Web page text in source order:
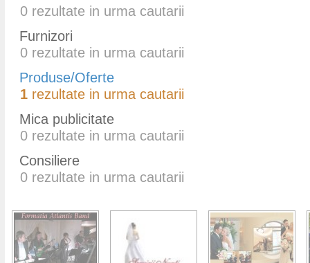
0 rezultate in urma cautarii
Furnizori
0 rezultate in urma cautarii
Produse/Oferte
1 rezultate in urma cautarii
Mica publicitate
0 rezultate in urma cautarii
Consiliere
0 rezultate in urma cautarii